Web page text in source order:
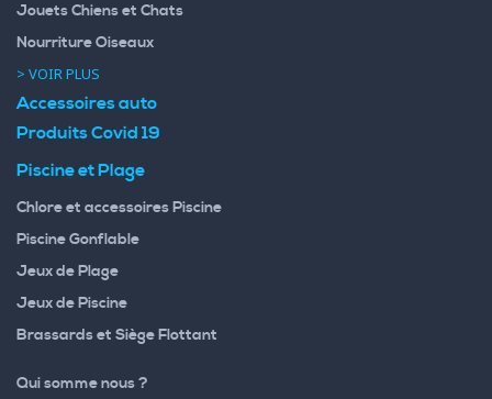
Jouets Chiens et Chats
Nourriture Oiseaux
> VOIR PLUS
Accessoires auto
Produits Covid 19
Piscine et Plage
Chlore et accessoires Piscine
Piscine Gonflable
Jeux de Plage
Jeux de Piscine
Brassards et Siège Flottant
Qui somme nous ?